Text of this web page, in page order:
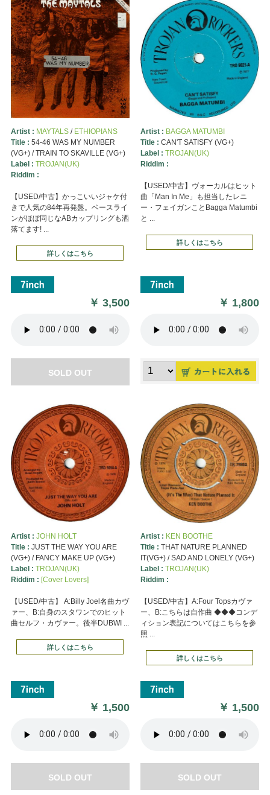
Artist : MAYTALS/ ETHIOPIANS
Title : 54-46 WAS MY NUMBER
(VG+) / TRAIN TO SKAVILLE (VG+)
Label : TROJAN(UK)
Riddim :
【USED/中古】かっこいいジャケ付
きで人気の84年再発盤。ベースライ
ンがほぼ同じなABカップリングも洒
落てます! ...
詳しくはこちら
￥3,500
SOLD OUT
Artist : BAGGA MATUMBI
Title : CAN'T SATISFY (VG+)
Label : TROJAN(UK)
Riddim :
【USED/中古】ヴォーカルはヒット
曲「Man In Me」も担当したレニ
ー・フェイガンことBagga Matumbi
と ...
詳しくはこちら
￥ 1,800
Artist : JOHN HOLT
Title : JUST THE WAY YOU ARE
(VG+) / FANCY MAKE UP (VG+)
Label : TROJAN(UK)
Riddim : [Cover Lovers]
【USED/中古】 A:Billy Joel名曲カヴ
ァー、B:自身のスタワンでのヒット
曲セルフ・カヴァー。後半DUBWI ...
詳しくはこちら
￥ 1,500
SOLD OUT
Artist : KEN BOOTHE
Title : THAT NATURE PLANNED
IT(VG+) / SAD AND LONELY (VG+)
Label : TROJAN(UK)
Riddim :
【USED/中古】A:Four Topsカヴァ
ー、B:こちらは自作曲 ◆◆◆コンデ
ィション表記についてはこちらを参
照 ...
詳しくはこちら
￥ 1,500
SOLD OUT